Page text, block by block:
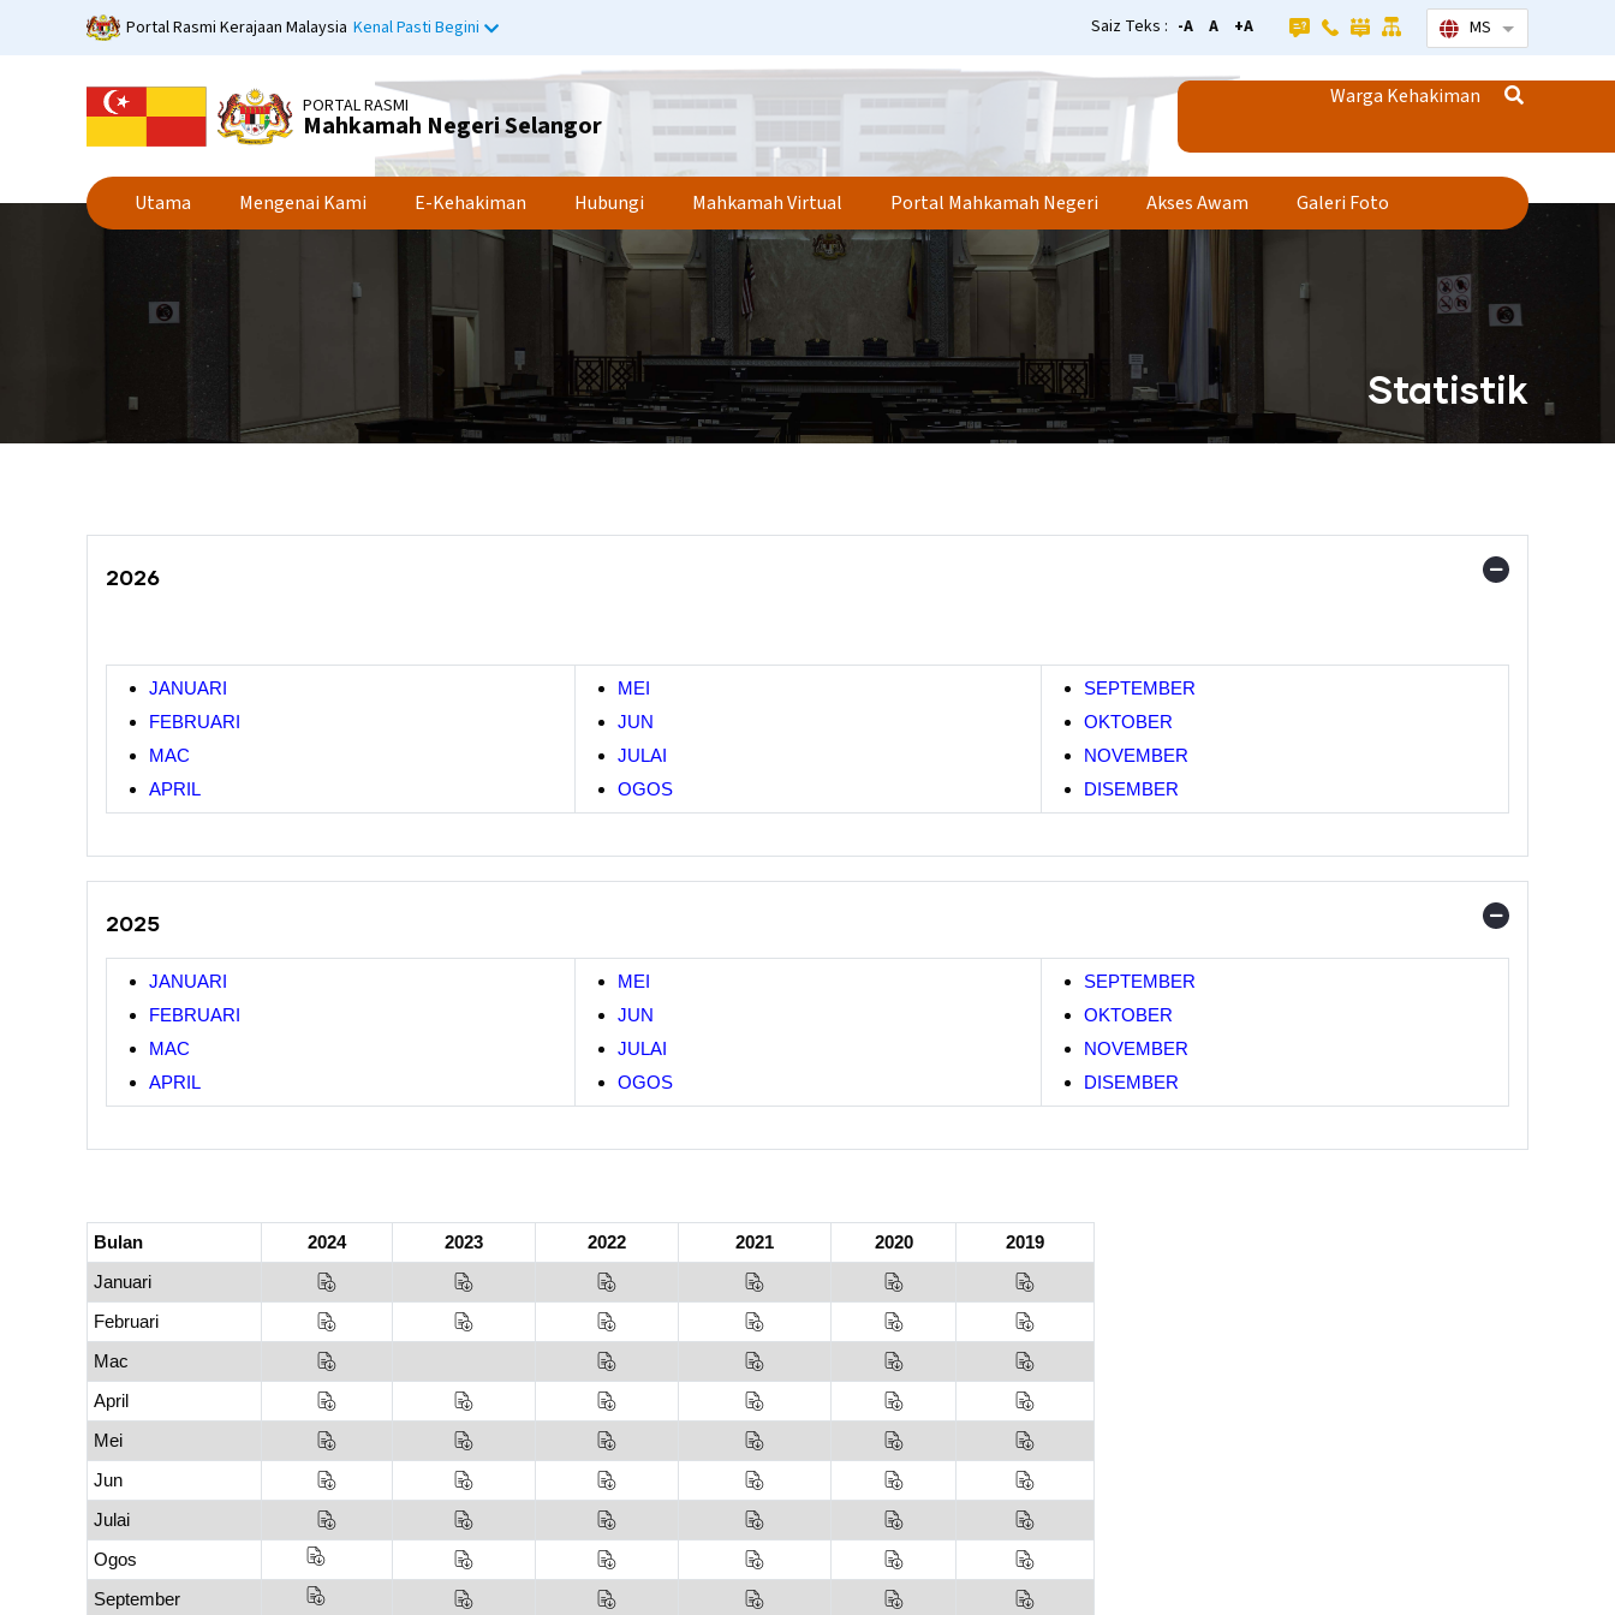
Portal Rasmi Kerajaan Malaysia Kenal Pasti Begini Saiz Teks : -A A +A MS Senarai
PORTAL RASMI
Mahkamah Negeri Selangor
Warga Kehakiman
Utama Mengenai Kami E-Kehakiman Hubungi Mahkamah Virtual Portal Mahkamah Negeri Akses Awam Galeri Foto
Statistik
2026
JANUARI
FEBRUARI
MAC
APRIL
MEI
JUN
JULAI
OGOS
SEPTEMBER
OKTOBER
NOVEMBER
DISEMBER
2025
JANUARI
FEBRUARI
MAC
APRIL
MEI
JUN
JULAI
OGOS
SEPTEMBER
OKTOBER
NOVEMBER
DISEMBER
Bulan 2024 2023 2022 2021 2020
2019
Januari
Februari
Mac
April
Mei
Jun
Julai
Ogos
September